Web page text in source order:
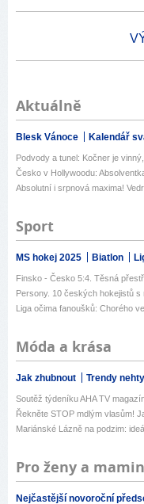
Aktuálně
Blesk Vánoce Kalendář
Podvody a tunel: Kočner je
Česko v Hollywoodu:
Absolutní i srpnová maxima!
Sport
MS hokej 2025 Biatlon
Finsko - Česko 5:4. Těsná
Persony. 10 českých hokejistů s
Liga očima fanoušků: Chorého
Móda a krása
Jak zhubnout Trendy
Soutěž týdeníku AHA TV
Řekněte STOP mdlým vlasům!
Mariánské Lázně na podzim:
Pro ženy a
Nejčastější novoroční